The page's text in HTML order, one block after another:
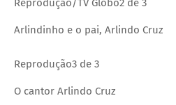
Reprodução/TV Globo2 de 3
Arlindinho e o pai, Arlindo Cruz
Reprodução3 de 3
O cantor Arlindo Cruz